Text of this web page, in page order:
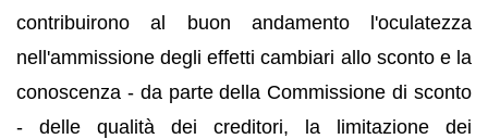
contribuirono al buon andamento l'oculatezza
nell'ammissione degli effetti cambiari allo sconto e la
conoscenza - da parte della Commissione di sconto
- delle qualità dei creditori, la limitazione dei